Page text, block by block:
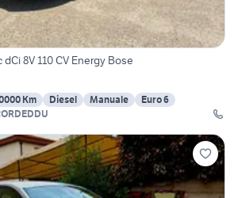
8V 110 CV Energy Bose
Km Diesel Manuale
Euro 6